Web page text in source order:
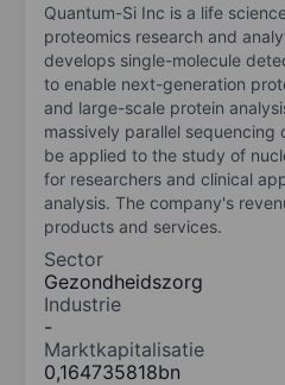
Quantum-Si Inc is a life
proteomics research and
develops single-molecule
to enable next-generation
and large-scale protein
massively parallel sequencing
be applied to the study of
for researchers and clinical
analysis. The company's
products and services.
Sector
Gezondheidszorg
Industrie
-
Marktkapitalisatie
0,164735818bn